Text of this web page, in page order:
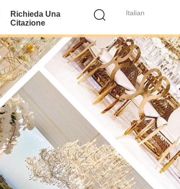
Italian
Richieda Una
Citazione